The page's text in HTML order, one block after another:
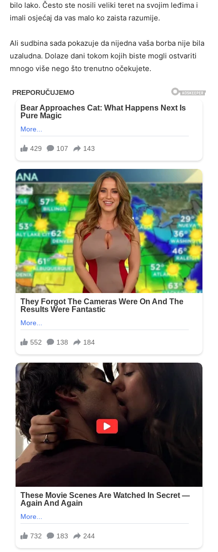
bilo lako. Često ste nosili veliki teret na svojim leđima i
imali osjećaj da vas malo ko zaista razumije.
Ali sudbina sada pokazuje da nijedna vaša borba nije bila
uzaludna. Dolaze dani tokom kojih biste mogli ostvariti
mnogo više nego što trenutno očekujete.